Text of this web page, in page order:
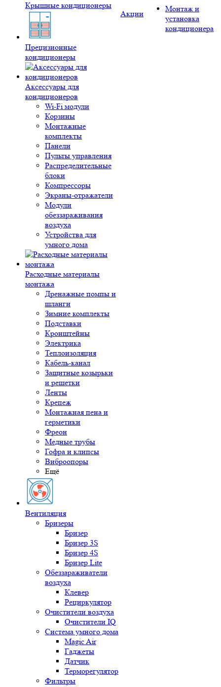
Крышные кондиционеры
Прецизионные
кондиционеры
Аксессуары для
кондиционеров
Wi-Fi модули
Корзины
Монтажные
комплекты
Панели
Пульты управления
Распределительные
блоки
Компрессоры
Экраны-отражатели
Модули
обеззараживания
воздуха
Устройства для
умного дома
Расходные материалы
монтажа
Дренажные помпы и
шланги
Зимние комплекты
Подставки
Кронштейны
Электрика
Теплоизоляция
Кабель-канал
Защитные козырьки
и решетки
Ленты
Крепеж
Монтажная пена и
герметики
Фреон
Медные трубы
Гофра и клипсы
Виброопоры
Ещё
Вентиляция
Бризеры
Бризер
Бризер 3S
Бризер 4S
Бризер Lite
Обеззараживатели
воздуха
Клевер
Рециркулятор
Очистители воздуха
Очистители IQ
Система умного дома
Magic Air
Гаджеты
Датчик
Терморегулятор
Фильтры
Акции
Монтаж и
установка
кондиционера